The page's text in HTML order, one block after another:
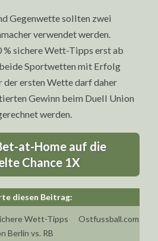
Gegenwette sollten zwei
verwendet werden.
sichere Wett-Tipps erst ab
Sportwetten mit Erfolg
der ersten Wette darf daher
Gewinn beim Duell Union
werden.
at-Home auf die
Chance 1X
Wett-Tipps
Berlin vs. RB
Ostfussball.com